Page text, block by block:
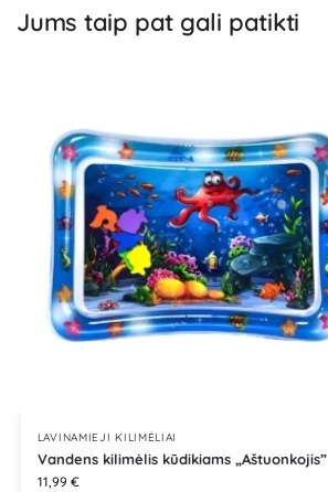
Jums taip pat gali patikti
LAVINAMIEJI KILIMĖLIAI
Vandens kilimėlis kūdikiams „Aštuonkojis”
11,99 €